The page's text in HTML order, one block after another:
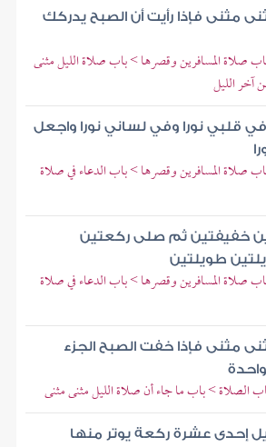
مثنى فإذا رأيت أن الصبح يدركك
المسافرين وقصرها > باب صلاة الليل مثنى
آخر الليل
قلبي نورا وفي لساني نورا واجعل
المسافرين وقصرها > باب الدعاء في صلاة
خفيفتين ثم صلى ركعتين
طويلتين
المسافرين وقصرها > باب الدعاء في صلاة
مثنى فإذا خفت الصبح الجزء
الصلاة > باب ما جاء أن صلاة الليل مثنى مثنى
إحدى عشرة ركعة يوتر منها